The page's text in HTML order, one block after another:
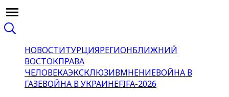
НОВОСТИТУРЦИЯРЕГИОНБЛИЖНИЙ
ВОСТОКПРАВА
ЧЕЛОВЕКАЭКСКЛЮЗИВМНЕНИЕВОЙНА В
ГАЗЕВОЙНА В УКРАИНЕFIFA-2026